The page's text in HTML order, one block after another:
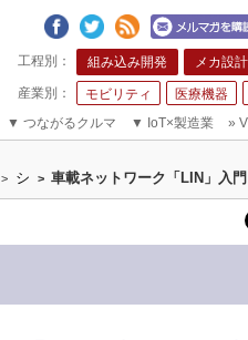
組み込み開発 メカ設計
モビリティ
医療機器
▼ つながるクルマ ▼ IoT×製造業 »
> シ > 車載ネットワーク「LIN」入門